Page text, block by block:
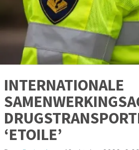
INTERNATIONALE
‘ETOILE’